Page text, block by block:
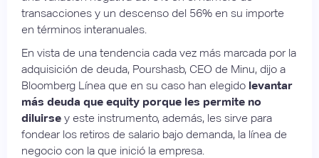
transacciones y un descenso del 56% en su importe
en términos interanuales.
En vista de una tendencia cada vez más marcada por la
adquisición de deuda, Pourshasb, CEO de Minu, dijo a
Bloomberg Línea que en su caso han elegido levantar
más deuda que equity porque les permite no
diluirse y este instrumento, además, les sirve para
fondear los retiros de salario bajo demanda, la línea de
negocio con la que inició la empresa.